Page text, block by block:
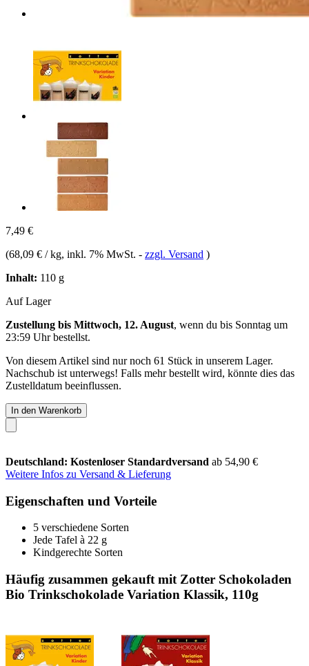
7,49 €
(68,09 € / kg, inkl. 7% MwSt. - zzgl. Versand )
Inhalt: 110 g
Auf Lager
Zustellung bis Mittwoch, 12. August, wenn du bis Sonntag um
23:59 Uhrbestellst.
Von diesem Artikel sind nur noch 61 Stück in unserem Lager.
Nachschub ist unterwegs! Falls mehr bestellt wird, könnte dies das
Zustelldatum beeinflussen.
In den Warenkorb
Deutschland: Kostenloser Standardversand ab 54,90 €
Weitere Infos zu Versand & Lieferung
Eigenschaften und Vorteile
5 verschiedene Sorten
Jede Tafel à 22 g
Kindgerechte Sorten
Häufig zusammen gekauft mit Zotter Schokoladen
Bio Trinkschokolade Variation Klassik, 110g